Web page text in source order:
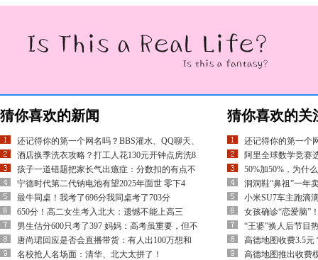
猜你喜欢的新闻
还记得你的第一个网名吗？BBS灌水、QQ聊天、
酒店换季洗衣攻略？打工人花130元开钟点房洗8
孩子一道错题把家长气出癔症：分数扣的有点不
宁德时代第二代钠电池有望2025年面世 零下4
最牛同桌！我考了696分我同桌考了703分
650分！高二女生考入北大：遗憾不能上高三
男生估分600只考了397 妈妈：高考虽重要，但不
唐尚珺回应是否会直播带货：有人出100万想和
名校抢人名场面：清华、北大太拼了！
猜你喜欢的关
还记得你的第一个
阿里全球数学竞赛
50%加50%，为什
洞洞鞋“鼻祖”一年
小米SU7车主跑滴
女孩确诊“恋爱脑”
“王婆”换人后节目
高德地图收费3.5
高德地图推出收费